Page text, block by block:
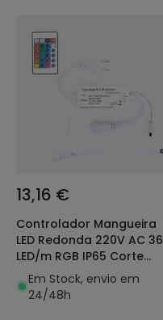
13,16 €
Controlador Mangueira
LED Redonda 220V AC 36
LED/m RGB IP65 Corte
cada 100 cm
Em Stock, envio em
24/48h